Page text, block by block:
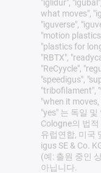
"iglidur",
what moves",
"iguverse",
"motion
"plastics for
"RBTX",
"ReCyycle",
"speedigus",
"tribofilament",
"when it
"yes" 는 독일
Cologne의 법
유럽연합, 미국
igus SE & Co.
(예: 출원 중인
아닙니다.